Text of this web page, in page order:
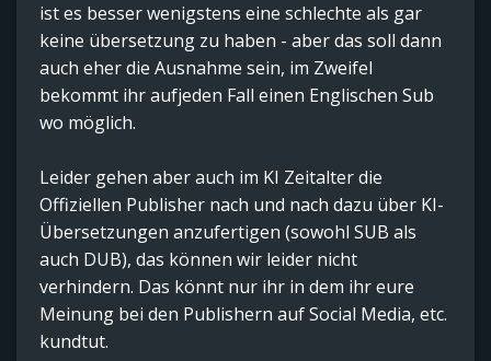
ist es besser wenigstens eine schlechte als gar
keine übersetzung zu haben - aber das soll dann
auch eher die Ausnahme sein, im Zweifel
bekommt ihr aufjeden Fall einen Englischen Sub
wo möglich.
Leider gehen aber auch im KI Zeitalter die
Offiziellen Publisher nach und nach dazu über KI-
Übersetzungen anzufertigen (sowohl SUB als
auch DUB), das können wir leider nicht
verhindern. Das könnt nur ihr in dem ihr eure
Meinung bei den Publishern auf Social Media, etc.
kundtut.